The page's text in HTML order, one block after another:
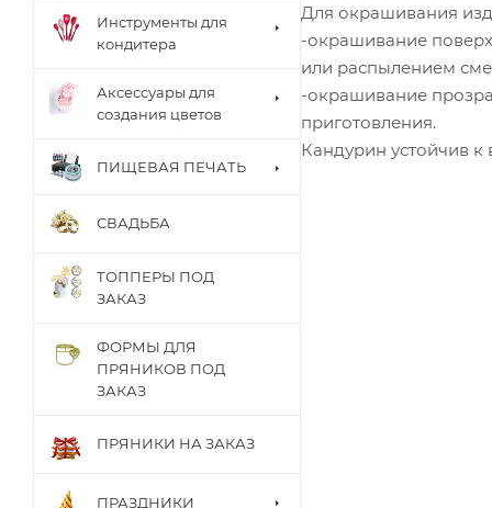
Для окрашивания
-окрашивание
или распылением
-окрашивание
приготовления.
Кандурин устойчив
Инструменты для
кондитера
Аксессуары для
создания цветов
ПИЩЕВАЯ ПЕЧАТЬ
СВАДЬБА
ТОППЕРЫ ПОД
ЗАКАЗ
ФОРМЫ ДЛЯ
ПРЯНИКОВ ПОД
ЗАКАЗ
ПРЯНИКИ НА ЗАКАЗ
ПРАЗДНИКИ